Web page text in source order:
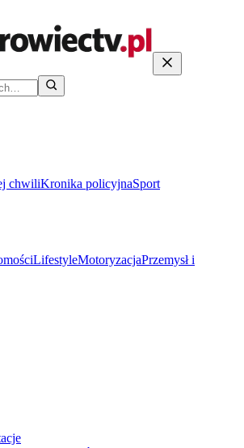
chwiliKronika policyjnaSport
LifestyleMotoryzacjaPrzemysł i